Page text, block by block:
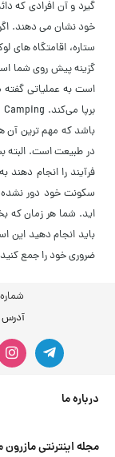
گیرد و آن افرادی که
خود نشان می دهند.
ستاره، اقامتگاه های
گزینه پیش روی شما
است به عملیاتی
باشد که مهم ترین آن
در طبیعت است. البته
فرآیند را انجام دهند
سکونت خود دور نشده
اید. شما هر زمان که
باید انجام دهید این
ضروری خود را جمع
آدرس
درباره ما
مجله اینترنتی مازرون